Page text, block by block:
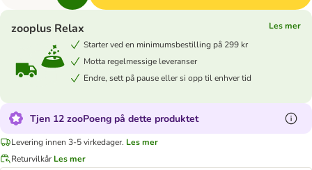
zooplus Relax
Les mer
Starter ved en minimumsbestilling på 299 kr
Motta regelmessige leveranser
Endre, sett på pause eller si opp til enhver tid
Tjen 12 zooPoeng på dette produktet
Levering innen 3-5 virkedager. Les mer
Returvilkår Les mer